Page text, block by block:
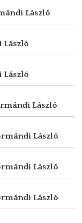
László
László
László
László
László
László
László